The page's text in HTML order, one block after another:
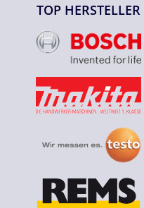
TOP HERSTELLER